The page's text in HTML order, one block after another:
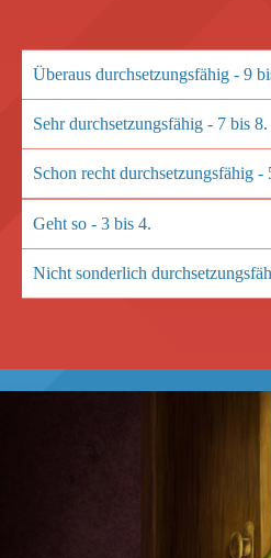
Überaus durchsetzungsfähig - 9
Sehr durchsetzungsfähig - 7 bis 8.
Schon recht durchsetzungsfähig -
Geht so - 3 bis 4.
Nicht sonderlich